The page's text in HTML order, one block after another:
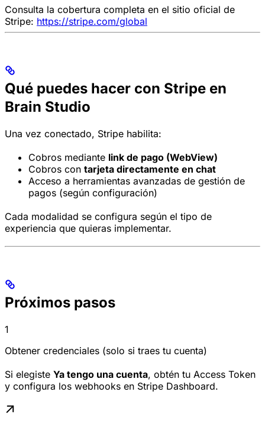
Consulta la cobertura completa en el sitio oficial de
Stripe: https://stripe.com/global
Qué puedes hacer con Stripe en
Brain Studio
Una vez conectado, Stripe habilita:
Cobros mediante link de pago (WebView)
Cobros con tarjeta directamente en chat
Acceso a herramientas avanzadas de gestión de
pagos (según configuración)
Cada modalidad se configura según el tipo de
experiencia que quieras implementar.
Próximos pasos
1
Obtener credenciales (solo si traes tu cuenta)
Si elegiste Ya tengo una cuenta, obtén tu Access Token
y configura los webhooks en Stripe Dashboard.